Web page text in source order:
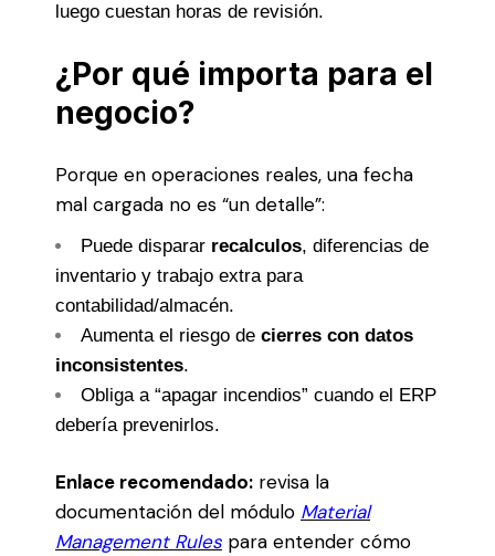
luego cuestan horas de revisión.
¿Por qué importa para el
negocio?
Porque en operaciones reales, una fecha
mal cargada no es “un detalle”:
Puede disparar recalculos, diferencias de
inventario y trabajo extra para
contabilidad/almacén.
Aumenta el riesgo de cierres con datos
inconsistentes.
Obliga a “apagar incendios” cuando el ERP
debería prevenirlos.
Enlace recomendado: revisa la
documentación del módulo Material
Management Rules para entender cómo